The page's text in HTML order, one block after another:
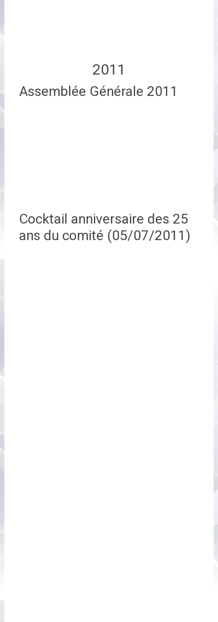
2011
Assemblée Générale 2011
Cocktail anniversaire des 25
ans du comité (05/07/2011)